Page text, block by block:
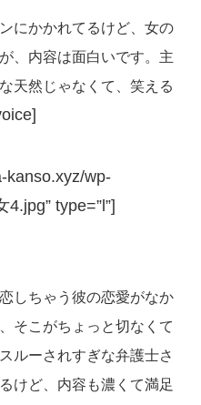
にかかれてるけど、女の
、内容は面白いです。主
天然じゃなくて、笑える
kanso.xyz/wp-
type=”l”]
しちゃう彼の恋愛がなか
そこがちょっと切なくて
ルーされすぎな弁護士さ
けど、内容も濃くて満足